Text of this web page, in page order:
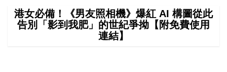
港女必備！《男友照相機》爆紅 AI 構圖從此
告別「影到我肥」的世紀爭拗【附免費使用
連結】